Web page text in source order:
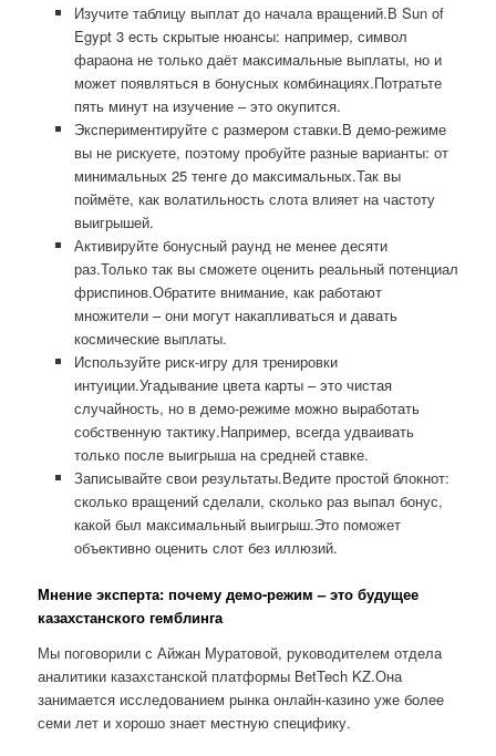
Изучите таблицу выплат до начала вращений.В Sun of
Egypt 3 есть скрытые нюансы: например, символ
фараона не только даёт максимальные выплаты, но и
может появляться в бонусных комбинациях.Потратьте
пять минут на изучение – это окупится.
Экспериментируйте с размером ставки.В демо-режиме
вы не рискуете, поэтому пробуйте разные варианты: от
минимальных 25 тенге до максимальных.Так вы
поймёте, как волатильность слота влияет на частоту
выигрышей.
Активируйте бонусный раунд не менее десяти
раз.Только так вы сможете оценить реальный потенциал
фриспинов.Обратите внимание, как работают
множители – они могут накапливаться и давать
космические выплаты.
Используйте риск-игру для тренировки
интуиции.Угадывание цвета карты – это чистая
случайность, но в демо-режиме можно выработать
собственную тактику.Например, всегда удваивать
только после выигрыша на средней ставке.
Записывайте свои результаты.Ведите простой блокнот:
сколько вращений сделали, сколько раз выпал бонус,
какой был максимальный выигрыш.Это поможет
объективно оценить слот без иллюзий.
Мнение эксперта: почему демо-режим – это будущее
казахстанского гемблинга
Мы поговорили с Айжан Муратовой, руководителем отдела
аналитики казахстанской платформы BetTech KZ.Она
занимается исследованием рынка онлайн-казино уже более
семи лет и хорошо знает местную специфику.